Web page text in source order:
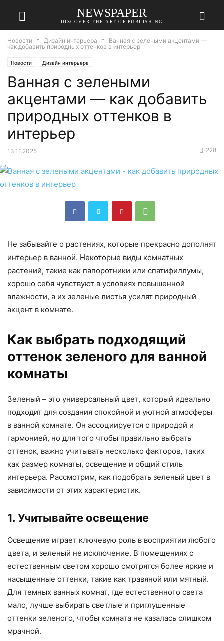
NEWSPAPER
DISCOVER THE ART OF PUBLISHING
Новости Дизайн интерьера
Ванная с зелеными акцентами —
как добавить природных оттенков в интерьер
Новости Дизайн интерьера
Ванная с зелеными
акцентами — как добавить
природных оттенков в
интерьер
13.11.2025 228
Не забывайте о растениях, которые прекрасно дополнят
интерьер в ванной. Некоторые виды комнатных
растений, такие как папоротники или спатифиллумы,
хорошо себя чувствуют в условиях повышенной
влажности, а их зеленые листья усилят природный
акцент в комнате.
Как выбрать подходящий
оттенок зеленого для ванной
комнаты
Зеленый – это универсальный цвет, который идеально
подходит для создания спокойной и уютной атмосферы
в ванной комнате. Он ассоциируется с природой и
гармонией, но для того чтобы правильно выбрать
оттенок, важно учитывать несколько факторов, таких
как размер комнаты, освещение и общий стиль
интерьера. Рассмотрим, как подобрать зеленый цвет в
зависимости от этих характеристик.
1. Учитывайте освещение
Освещение играет ключевую роль в восприятии любого
цвета, и зеленый не исключение. В помещениях с
естественным светом хорошо смотрятся более яркие и
насыщенные оттенки, такие как травяной или мятный.
Для темных ванных комнат, где естественного света
мало, лучше выбирать светлые и приглушенные
оттенки зеленого, чтобы комната не казалась слишком
мрачной.